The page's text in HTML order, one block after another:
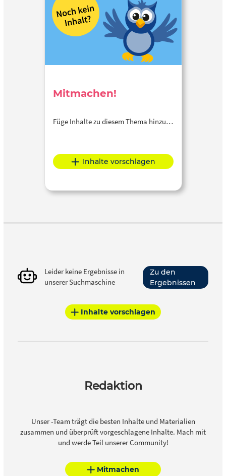
Mitmachen!
Füge Inhalte zu diesem Thema hinzu…
Inhalte vorschlagen
Leider keine Ergebnisse in
unserer Suchmaschine
Zu den
Ergebnissen
Inhalte vorschlagen
Redaktion
Unser -Team trägt die besten Inhalte und Materialien
zusammen und überprüft vorgeschlagene Inhalte. Mach mit
und werde Teil unserer Community!
Mitmachen